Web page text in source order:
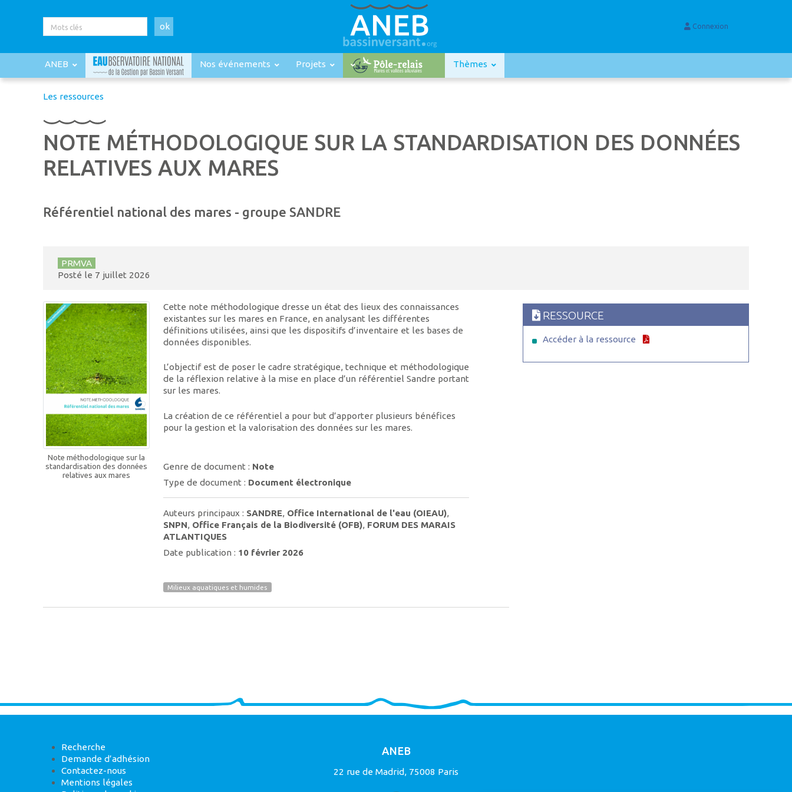
ok Connexion
ANEB Nos événements Projets Thèmes
Les ressources
NOTE MÉTHODOLOGIQUE SUR LA STANDARDISATION DES DONNÉES
RELATIVES AUX MARES
Référentiel national des mares - groupe SANDRE
PRMVA
Posté le 7 juillet 2026
Note méthodologique sur la
standardisation des données
relatives aux mares
Cette note méthodologique dresse un état des lieux des connaissances
existantes sur les mares en France, en analysant les différentes
définitions utilisées, ainsi que les dispositifs d’inventaire et les bases de
données disponibles.
L’objectif est de poser le cadre stratégique, technique et méthodologique
de la réflexion relative à la mise en place d’un référentiel Sandre portant
sur les mares.
La création de ce référentiel a pour but d’apporter plusieurs bénéfices
pour la gestion et la valorisation des données sur les mares.
Genre de document : Note
Type de document : Document électronique
Auteurs principaux : SANDRE, Office International de l'eau (OIEAU),
SNPN, Office Français de la Biodiversité (OFB), FORUM DES MARAIS
ATLANTIQUES
Date publication : 10 février 2026
Milieux aquatiques et humides
RESSOURCE
Accéder à la ressource
Recherche
Demande d’adhésion
Contactez-nous
Mentions légales
ANEB
22 rue de Madrid, 75008 Paris